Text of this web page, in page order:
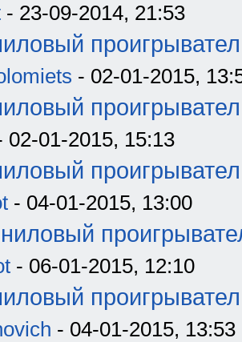
- 23-09-2014, 21:53
- 02-01-2015,
02-01-2015, 15:13
- 04-01-2015, 13:00
- 06-01-2015, 12:10
- 04-01-2015, 13:53